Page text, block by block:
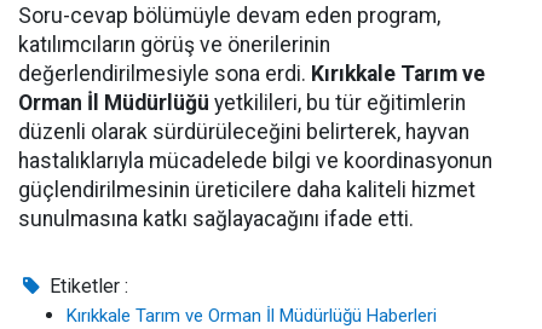
Soru-cevap bölümüyle devam eden program,
katılımcıların görüş ve önerilerinin
değerlendirilmesiyle sona erdi. Kırıkkale Tarım ve
Orman İl Müdürlüğü yetkilileri, bu tür eğitimlerin
düzenli olarak sürdürüleceğini belirterek, hayvan
hastalıklarıyla mücadelede bilgi ve koordinasyonun
güçlendirilmesinin üreticilere daha kaliteli hizmet
sunulmasına katkı sağlayacağını ifade etti.
Etiketler :
Kırıkkale Tarım ve Orman İl Müdürlüğü Haberleri